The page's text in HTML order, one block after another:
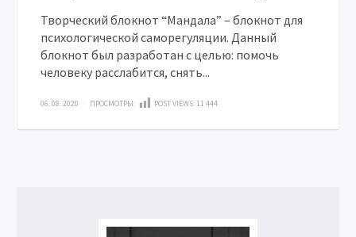
Творческий блокнот “Мандала” – блокнот для
психологической саморегуляции. Данный
блокнот был разработан с целью: помочь
человеку расслабится, снять...
06. 08. 2020 · ПРОСМОТРЫ: POST VIEWS: 11 444